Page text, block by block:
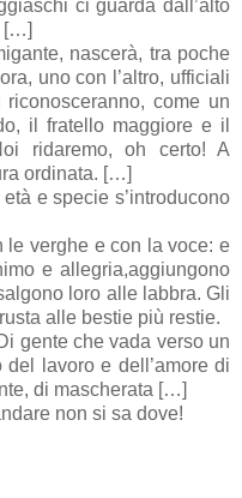
ci guarda dall’alto
[…]
nascerà, tra poche
uno con l’altro, ufficiali
come un
il fratello maggiore e il
ridaremo, oh certo! A
ordinata. […]
e specie s’introducono
le verghe e con la voce: e
e allegria,aggiungono
loro alle labbra. Gli
alle bestie più restie.
gente che vada verso un
lavoro e dell’amore di
di mascherata […]
non si sa dove!